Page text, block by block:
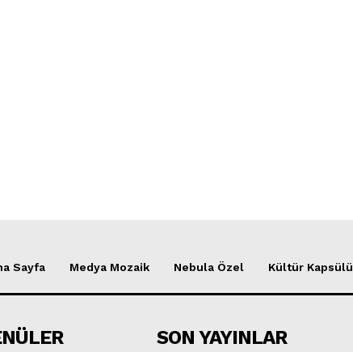
Sayfa Medya Mozaik Nebula Özel Kültür Kapsülü
SON YAYINLAR